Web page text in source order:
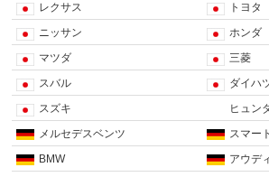
レクサス
トヨタ
ニッサン
ホンダ
マツダ
三菱
スバル
ダイハ
スズキ
ヒュン
メルセデスベンツ
スマート
BMW
アウデ